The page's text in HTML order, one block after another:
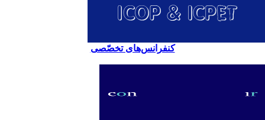
کنفرانس‌های تخصّصی